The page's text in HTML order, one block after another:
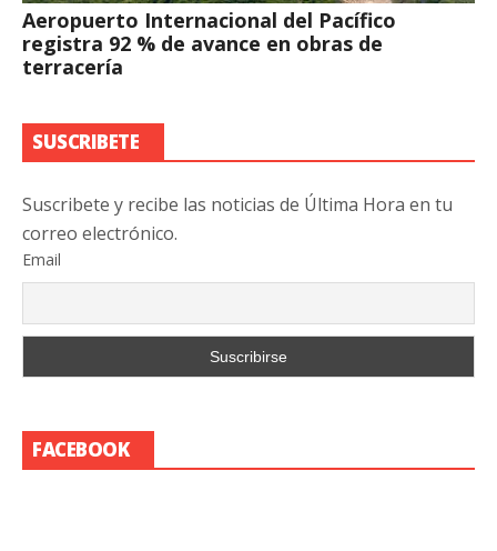
Aeropuerto Internacional del Pacífico
registra 92 % de avance en obras de
terracería
SUSCRIBETE
Suscribete y recibe las noticias de Última Hora en tu
correo electrónico.
Email
FACEBOOK